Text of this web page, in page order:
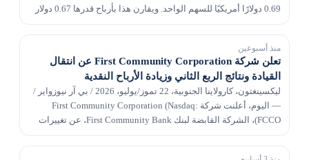
0.69 دولارًا أمريكيًا للسهم الواحد. ويقارن هذا بأرباح قدرها 0.67 دولار
منذ أسبوعين
تعلن شركة First Community Corporation عن انتقال
القيادة ونتائج الربع الثاني وزيادة الأرباح النقدية
ليكسينغتون، كارولاينا الجنوبية، 22 تموز/يوليو، 2026 / بي آر نيوزواير /
— اليوم، أعلنت شركة First Community Corporation (Nasdaq:
FCCO)، الشركة القابضة لبنك First Community Bank، عن تغييرات